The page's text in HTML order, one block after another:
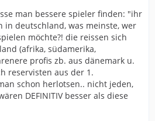
man bessere spieler finden: "ihr
in deutschland, was meinste, wer
möchte?! die reissen sich
(afrika, südamerika,
profis zb. aus dänemark u.
reservisten aus der 1.
schon herlotsen.. nicht jeden,
DEFINITIV besser als diese